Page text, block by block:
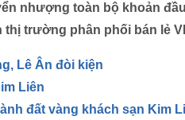
nhượng toàn bộ khoản
thị trường phân phối bán lẻ
Lê Ân đòi kiện
Liên
đất vàng khách sạn Kim